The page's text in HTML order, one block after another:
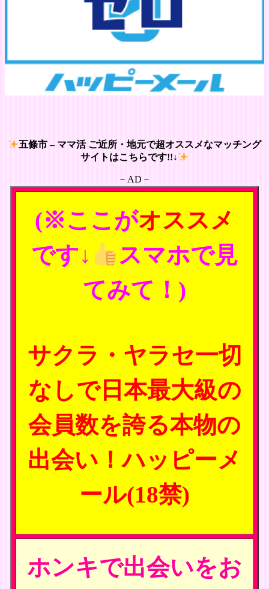
五條市 – ママ活 ご近所・地元で超オススメなマッチング
サイトはこちらです!!↓
－AD－
(※ここがオススメ
です↓
スマホで見
てみて！)
サクラ・ヤラセ一切
なしで日本最大級の
会員数を誇る本物の
出会い！ハッピーメ
ール(18禁)
ホンキで出会いをお